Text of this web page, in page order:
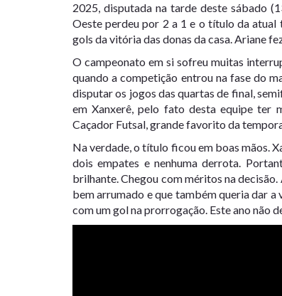
2025, disputada na tarde deste sábado
Oeste perdeu por 2 a 1 e o título da atual
gols da vitória das donas da casa. Ariane
O campeonato em si sofreu muitas
quando a competição entrou na fase do
disputar os jogos das quartas de final,
em Xanxerê, pelo fato desta equipe ter
Caçador Futsal, grande favorito da
Na verdade, o título ficou em boas mãos.
dois empates e nenhuma derrota.
brilhante. Chegou com méritos na
bem arrumado e que também queria dar
com um gol na prorrogação. Este ano não